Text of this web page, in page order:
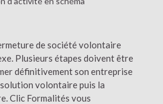
de société volontaire
Plusieurs étapes doivent être
définitivement son entreprise
volontaire puis la
Clic Formalités vous